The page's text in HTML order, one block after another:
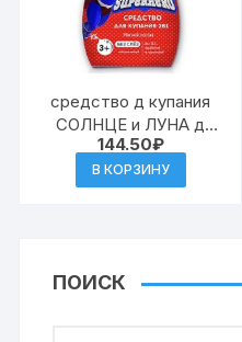
средство д купания
СОЛНЦЕ и ЛУНА д
мальчиков SUPERHERO
200мл (12)
144.50₽
В КОРЗИНУ
ПОИСК